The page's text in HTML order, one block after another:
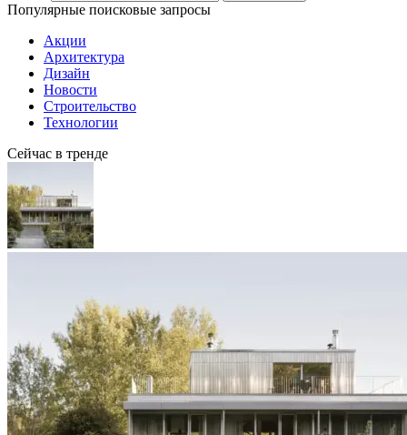
Популярные поисковые запросы
Акции
Архитектура
Дизайн
Новости
Строительство
Технологии
Сейчас в тренде